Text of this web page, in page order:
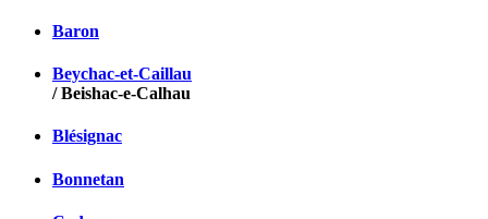
Baron
Beychac-et-Caillau
/ Beishac-e-Calhau
Blésignac
Bonnetan